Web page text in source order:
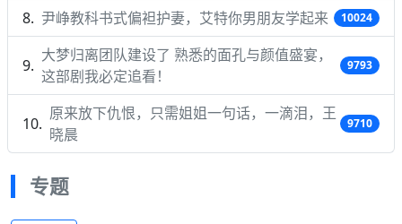
尹峥教科书式偏袒护妻，艾特你男朋友学起来 10024
大梦归离团队建设了 熟悉的面孔与颜值盛宴，
这部剧我必定追看！
9793
原来放下仇恨，只需姐姐一句话，一滴泪，王
晓晨
9710
专题